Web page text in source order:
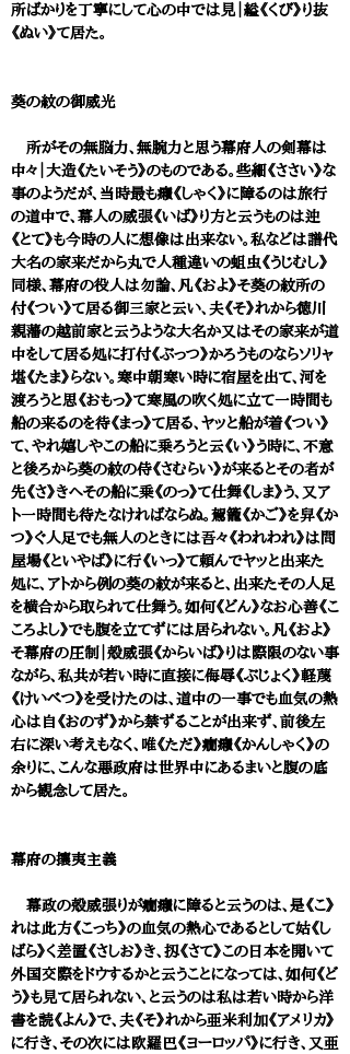
所ばかりを丁寧にして心の中では見｜縊《くび》り抜
《ぬい》て居た。
葵の紋の御威光
所がその無脳力、無腕力と思う幕府人の剣幕は
中々｜大造《たいそう》のものである。些細《ささい》な
事のようだが、当時最も癪《しゃく》に障るのは旅行
の道中で、幕人の威張《いば》り方と云うものは迚
《とて》も今時の人に想像は出来ない。私などは譜代
大名の家来だから丸で人種違いの蛆虫《うじむし》
同様、幕府の役人は勿論、凡《およ》そ葵の紋所の
付《つい》て居る御三家と云い、夫《そ》れから徳川
親藩の越前家と云うような大名か又はその家来が道
中をして居る処に打付《ぶっつ》かろうものならソリャ
堪《たま》らない。寒中朝寒い時に宿屋を出て、河を
渡ろうと思《おもっ》て寒風の吹く処に立て一時間も
船の来るのを待《まっ》て居る、ヤッと船が着《つい》
て、やれ嬉しやこの船に乗ろうと云《い》う時に、不意
と後ろから葵の紋の侍《さむらい》が来るとその者が
先《さ》きへその船に乗《のっ》て仕舞《しま》う、又ア
ト一時間も待たなければならぬ。駕籠《かご》を舁《か
つ》ぐ人足でも無人のときには吾々《われわれ》は問
屋場《といやば》に行《いっ》て頼んでヤッと出来た
処に、アトから例の葵の紋が来ると、出来たその人足
を横合から取られて仕舞う。如何《どん》なお心善《こ
ころよし》でも腹を立てずには居られない。凡《およ》
そ幕府の圧制｜殻威張《からいば》りは際限のない事
ながら、私共が若い時に直接に侮辱《ぶじょく》軽蔑
《けいべつ》を受けたのは、道中の一事でも血気の熱
心は自《おのず》から禁ずることが出来ず、前後左
右に深い考えもなく、唯《ただ》癇癪《かんしゃく》の
余りに、こんな悪政府は世界中にあるまいと腹の底
から観念して居た。
幕府の攘夷主義
幕政の殻威張りが癇癪に障ると云うのは、是《こ》
れは此方《こっち》の血気の熱心であるとして姑《し
ばら》く差置《さしお》き、扨《さて》この日本を開いて
外国交際をドウするかと云うことになっては、如何《ど
う》も見て居られない、と云うのは私は若い時から洋
書を読《よん》で、夫《そ》れから亜米利加《アメリカ》
に行き、その次には欧羅巴《ヨーロッパ》に行き、又亜